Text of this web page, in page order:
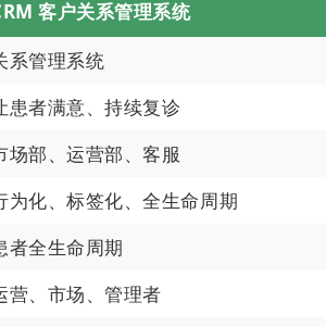
客户关系管理系统
系管理系统
患者满意、持续复诊
场部、运营部、客服
为化、标签化、全生命周期
者全生命周期
营、市场、管理者